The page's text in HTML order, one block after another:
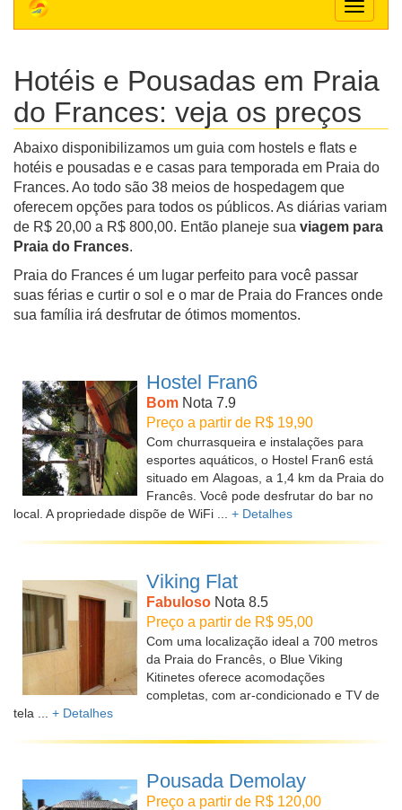
Toggle
Hotéis e Pousadas em Praia
do Frances: veja os preços
Abaixo disponibilizamos um guia com hostels e flats e
hotéis e pousadas e e casas para temporada em Praia do
Frances. Ao todo são 38 meios de hospedagem que
oferecem opções para todos os públicos. As diárias variam
de R$ 20,00 a R$ 800,00. Então planeje sua viagem para
Praia do Frances.
Praia do Frances é um lugar perfeito para você passar
suas férias e curtir o sol e o mar de Praia do Frances onde
sua família irá desfrutar de ótimos momentos.
Hostel Fran6
Bom Nota 7.9
Preço a partir de R$ 19,90
Com churrasqueira e instalações para
esportes aquáticos, o Hostel Fran6 está
situado em Alagoas, a 1,4 km da Praia do
Francês. Você pode desfrutar do bar no
local. A propriedade dispõe de WiFi ... + Detalhes
Viking Flat
Fabuloso Nota 8.5
Preço a partir de R$ 95,00
Com uma localização ideal a 700 metros
da Praia do Francês, o Blue Viking
Kitinetes oferece acomodações
completas, com ar-condicionado e TV de
tela ... + Detalhes
Pousada Demolay
Preço a partir de R$ 120,00